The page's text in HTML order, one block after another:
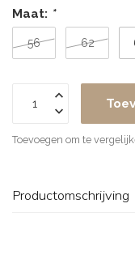
Maat: *
56 62
Toevoegen om te
Productomschrijving